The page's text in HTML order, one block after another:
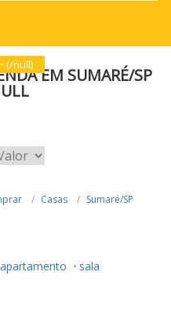
(/null) EM SUMARÉ/SP
Casas Sumaré/SP
apartamento sala